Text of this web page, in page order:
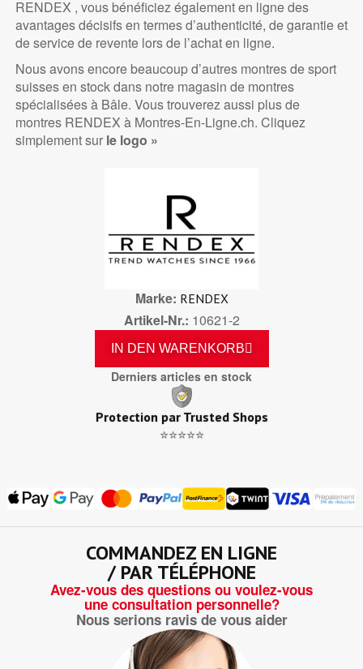
RENDEX , vous bénéficiez également en ligne des
avantages décisifs en termes d’authenticité, de garantie et
de service de revente lors de l’achat en ligne.
Nous avons encore beaucoup d’autres montres de sport
suisses en stock dans notre magasin de montres
spécialisées à Bâle. Vous trouverez aussi plus de
montres RENDEX à Montres-En-Ligne.ch. Cliquez
simplement sur le logo »
Marke RENDEX
Artikel-Nr. 10621-2
IN DEN WARENKORB
Derniers articles en stock
Protection par Trusted Shops
⭐⭐⭐⭐⭐
COMMANDEZ EN LIGNE
/ PAR TÉLÉPHONE
Avez-vous des questions ou voulez-vous
une consultation personnelle?
Nous serions ravis de vous aider